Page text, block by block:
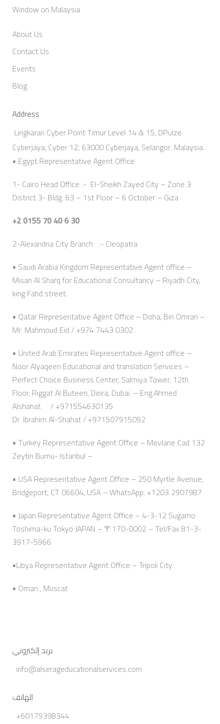
Window on Malaysia
About Us
Contact Us
Events
Blog
Address
Lingkaran Cyber Point Timur Level 14 & 15, DPulze
Cyberjaya, Cyber 12, 63000 Cyberjaya, Selangor. Malaysia.
• Egypt Representative Agent Office
1- Cairo Head Office :- El-Sheikh Zayed City – Zone 3
District 3- Bldg. 63 – 1st Floor – 6 October – Giza
+2 0155 70 40 6 30
2-Alexandria City Branch :- Cleopatra
• Saudi Arabia Kingdom Representative Agent office –
Misan Al Sharq for Educational Consultancy – Riyadh City,
king Fahd street.
• Qatar Representative Agent Office – Doha, Bin Omran –
Mr. Mahmoud Eid / +974 7443 0302 .
• United Arab Emirates Representative Agent office –
Noor Alyaqeen Educational and translation Services –
Perfect Choice Business Center, Salmiya Tower, 12th
Floor, Riggat Al Buteen, Deira, Dubai. – Eng.Ahmed
Alshahat / +971554630135
Dr. Ibrahim Al-Shahat / +971507915092
• Turkey Representative Agent Office – Mevlane Cad 132
Zeytin Burnu- Istanbul –
• USA Representative Agent Office – 250 Myrtle Avenue,
Bridgeport, CT 06604, USA – WhatsApp: +1203 2907987
• Japan Representative Agent Office – 4-3-12 Sugamo
Toshima-ku Tokyo JAPAN – 〒170-0002 – Tel/Fax 81-3-
3917-5966
•Libya Representative Agent Office – Tripoli City
• Oman , Muscat
بريد إلكتروني
info@alserageducationalservices.com
الهاتف
+60179398344